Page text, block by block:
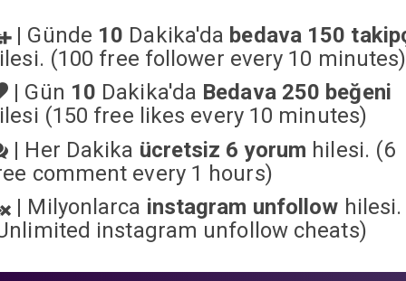
| Günde 10 Dakika'da bedava 150
(100 free follower every 10 minutes)
| Gün 10 Dakika'da Bedava 250 beğeni
(150 free likes every 10 minutes)
| Her Dakika ücretsiz 6 yorum hilesi. (6
comment every 1 hours)
| Milyonlarca instagram unfollow hilesi.
instagram unfollow cheats)